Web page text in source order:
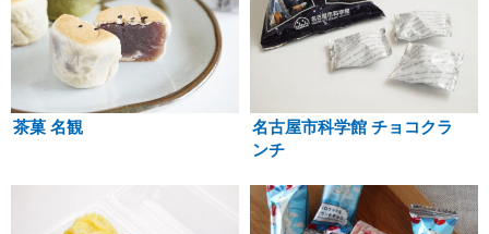
茶菓 名観
名古屋市科学館 チョコクラ
ンチ